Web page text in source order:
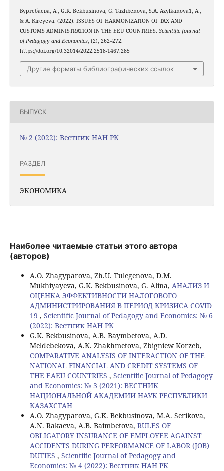
Буртебаева, А., G.K. Bekbusinova, G. Tazhbenova, S.A. Azylkanova1, A.,
& A. Kireyeva. (2022). ISSUES OF HARMONIZATION OF TAX AND
CUSTOMS ADMINISTRATION IN THE EEU COUNTRIES. Scientific Journal
of Pedagogy and Economics, (2), 262–272.
https://doi.org/10.32014/2022.2518-1467.285
Другие форматы библиографических ссылок
ВЫПУСК
№ 2 (2022): Вестник НАН РК
РАЗДЕЛ
ЭКОНОМИКА
Наиболее читаемые статьи этого автора
(авторов)
A.O. Zhagyparova, Zh.U. Tulegenova, D.M.
Mukhiyayeva, G.K. Bekbusinova, G. Alina, АНАЛИЗ И
ОЦЕНКА ЭФФЕКТИВНОСТИ НАЛОГОВОГО
АДМИНИСТРИРОВАНИЯ В ПЕРИОД КРИЗИСА COVID
19 , Scientific Journal of Pedagogy and Economics: № 6
(2022): Вестник НАН РК
G.K. Bekbusinova, A.B. Baymbetova, А.D.
Meldebekova, А.К. Zhakhmetova, Zbigniew Korzeb,
COMPARATIVE ANALYSIS OF INTERACTION OF THE
NATIONAL FINANCIAL AND CREDIT SYSTEMS OF
THE EAEU COUNTRIES , Scientific Journal of Pedagogy
and Economics: № 3 (2021): ВЕСТНИК
НАЦИОНАЛЬНОЙ АКАДЕМИИ НАУК РЕСПУБЛИКИ
КАЗАХСТАН
A.O. Zhagyparova, G.K. Bekbusinova, M.A. Serikova,
A.N. Rakaeva, A.B. Baimbetova, RULES OF
OBLIGATORY INSURANCE OF EMPLOYEE AGAINST
ACCIDENTS DURING PERFORMANCE OF LABOR (JOB)
DUTIES , Scientific Journal of Pedagogy and
Economics: № 4 (2022): Вестник НАН РК